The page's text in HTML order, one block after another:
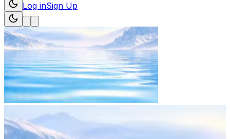
Log inSign Up